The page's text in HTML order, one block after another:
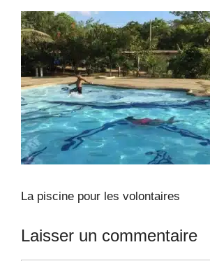
La piscine pour les volontaires
Laisser un commentaire